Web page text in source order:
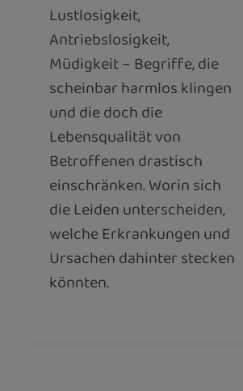
Lustlosigkeit,
Antriebslosigkeit,
Müdigkeit – Begriffe, die
scheinbar harmlos klingen
und die doch die
Lebensqualität von
Betroffenen drastisch
einschränken. Worin sich
die Leiden unterscheiden,
welche Erkrankungen und
Ursachen dahinter stecken
könnten.